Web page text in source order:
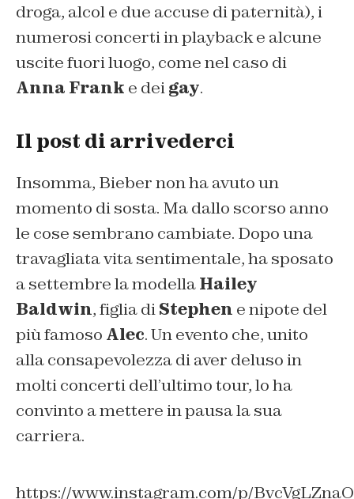
droga, alcol e due accuse di paternità), i
numerosi concerti in playback e alcune
uscite fuori luogo, come nel caso di
Anna Frank e deigay.
Il post di arrivederci
Insomma, Bieber non ha avuto un
momento di sosta. Ma dallo scorso anno
le cose sembrano cambiate. Dopo una
travagliata vita sentimentale, ha sposato
a settembre la modellaHailey
Baldwin, figlia diStephen e nipote del
più famoso Alec. Un evento che, unito
alla consapevolezza di aver deluso in
molti concerti dell’ultimo tour, lo ha
convinto a mettere in pausa la sua
carriera.
https://www.instagram.com/p/